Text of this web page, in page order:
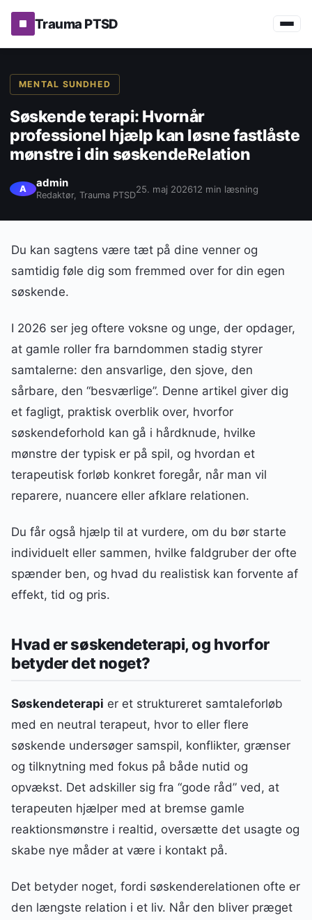
Trauma PTSD
MENTAL SUNDHED
Søskende terapi: Hvornår
professionel hjælp kan løsne fastlåste
mønstre i din søskendeRelation
A admin
Redaktør, Trauma PTSD
25. maj 202612 min læsning
Du kan sagtens være tæt på dine venner og
samtidig føle dig som fremmed over for din egen
søskende.
I 2026 ser jeg oftere voksne og unge, der opdager,
at gamle roller fra barndommen stadig styrer
samtalerne: den ansvarlige, den sjove, den
sårbare, den “besværlige”. Denne artikel giver dig
et fagligt, praktisk overblik over, hvorfor
søskendeforhold kan gå i hårdknude, hvilke
mønstre der typisk er på spil, og hvordan et
terapeutisk forløb konkret foregår, når man vil
reparere, nuancere eller afklare relationen.
Du får også hjælp til at vurdere, om du bør starte
individuelt eller sammen, hvilke faldgruber der ofte
spænder ben, og hvad du realistisk kan forvente af
effekt, tid og pris.
Hvad er søskendeterapi, og hvorfor
betyder det noget?
Søskendeterapi er et struktureret samtaleforløb
med en neutral terapeut, hvor to eller flere
søskende undersøger samspil, konflikter, grænser
og tilknytning med fokus på både nutid og
opvækst. Det adskiller sig fra “gode råd” ved, at
terapeuten hjælper med at bremse gamle
reaktionsmønstre i realtid, oversætte det usagte og
skabe nye måder at være i kontakt på.
Det betyder noget, fordi søskenderelationen ofte er
den længste relation i et liv. Når den bliver præget